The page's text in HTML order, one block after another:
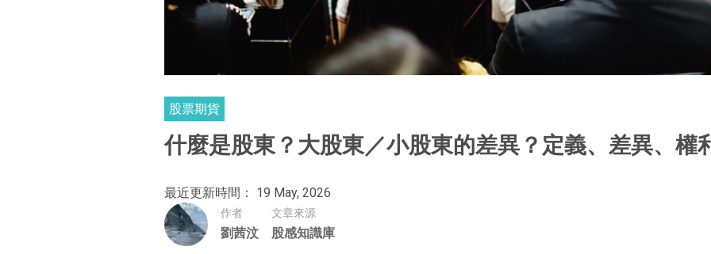
股票期貨
什麼是股東？大股東／小股東的差異？定義、差異、權
最近更新時間： 19 May, 2026
作者
劉茜汶
文章來源
股感知識庫